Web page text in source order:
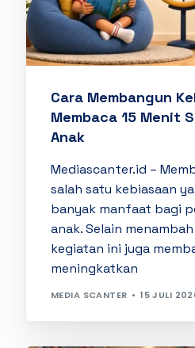
Cara Membangun
Membaca 15 Menit
Anak
Mediascanter.id –
salah satu kebiasaan
banyak manfaat bagi
anak. Selain
kegiatan ini juga
meningkatkan
MEDIA SCANTER 15 JULI